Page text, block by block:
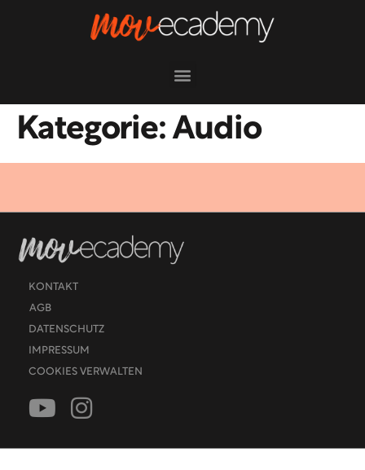
Kategorie:Audio
KONTAKT
AGB
DATENSCHUTZ
IMPRESSUM
COOKIES VERWALTEN